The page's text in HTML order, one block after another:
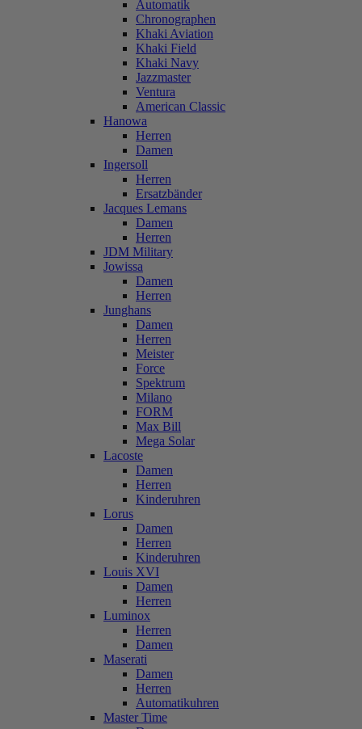
Automatik
Chronographen
Khaki Aviation
Khaki Field
Khaki Navy
Jazzmaster
Ventura
American Classic
Hanowa
Herren
Damen
Ingersoll
Herren
Ersatzbänder
Jacques Lemans
Damen
Herren
JDM Military
Jowissa
Damen
Herren
Junghans
Damen
Herren
Meister
Force
Spektrum
Milano
FORM
Max Bill
Mega Solar
Lacoste
Damen
Herren
Kinderuhren
Lorus
Damen
Herren
Kinderuhren
Louis XVI
Damen
Herren
Luminox
Herren
Damen
Maserati
Damen
Herren
Automatikuhren
Master Time